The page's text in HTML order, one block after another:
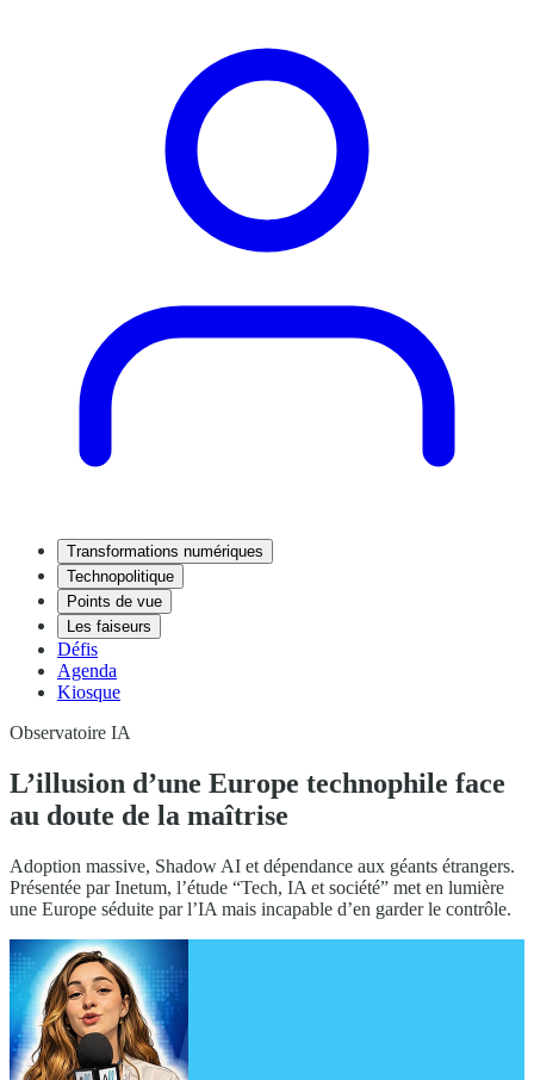
Transformations numériques
Technopolitique
Points de vue
Les faiseurs
Défis
Agenda
Kiosque
Observatoire IA
L’illusion d’une Europe technophile face
au doute de la maîtrise
Adoption massive, Shadow AI et dépendance aux géants étrangers.
Présentée par Inetum, l’étude “Tech, IA et société” met en lumière
une Europe séduite par l’IA mais incapable d’en garder le contrôle.